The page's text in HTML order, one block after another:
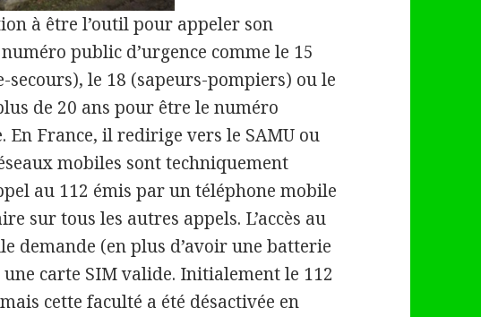
à être l’outil pour appeler son
public d’urgence comme le 15
secours), le 18 (sapeurs-pompiers) ou le
de 20 ans pour être le numéro
En France, il redirige vers le SAMU ou
mobiles sont techniquement
au 112 émis par un téléphone mobile
sur tous les autres appels. L’accès au
demande (en plus d’avoir une batterie
une carte SIM valide. Initialement le 112
cette faculté a été désactivée en